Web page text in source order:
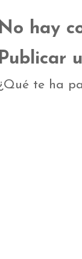
No hay
Publicar
te ha